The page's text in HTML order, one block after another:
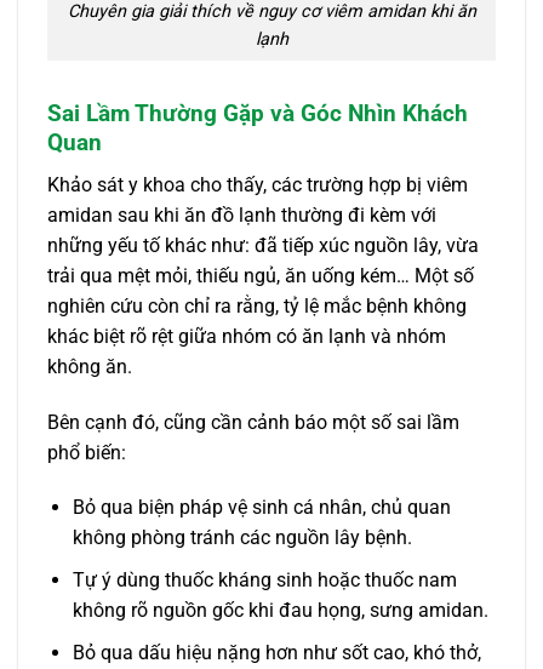
Chuyên gia giải thích về nguy cơ viêm amidan khi ăn
lạnh
Sai Lầm Thường Gặp và Góc Nhìn Khách
Quan
Khảo sát y khoa cho thấy, các trường hợp bị viêm
amidan sau khi ăn đồ lạnh thường đi kèm với
những yếu tố khác như: đã tiếp xúc nguồn lây, vừa
trải qua mệt mỏi, thiếu ngủ, ăn uống kém… Một số
nghiên cứu còn chỉ ra rằng, tỷ lệ mắc bệnh không
khác biệt rõ rệt giữa nhóm có ăn lạnh và nhóm
không ăn.
Bên cạnh đó, cũng cần cảnh báo một số sai lầm
phổ biến:
Bỏ qua biện pháp vệ sinh cá nhân, chủ quan
không phòng tránh các nguồn lây bệnh.
Tự ý dùng thuốc kháng sinh hoặc thuốc nam
không rõ nguồn gốc khi đau họng, sưng amidan.
Bỏ qua dấu hiệu nặng hơn như sốt cao, khó thở,